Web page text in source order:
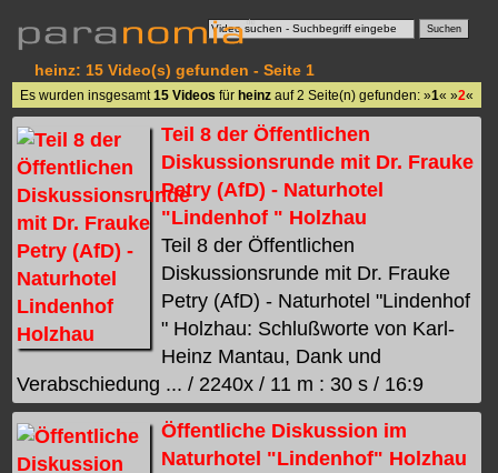
heinz: 15 Video(s) gefunden - Seite 1
Es wurden insgesamt 15 Videos für heinzauf 2 Seite(n) gefunden: »1« »2«
Teil 8 der Öffentlichen
Diskussionsrunde mit Dr. Frauke
Petry (AfD) - Naturhotel
"Lindenhof " Holzhau
Teil 8 der Öffentlichen
Diskussionsrunde mit Dr. Frauke
Petry (AfD) - Naturhotel "Lindenhof
" Holzhau: Schlußworte von Karl-
Heinz Mantau, Dank und
Verabschiedung ... / 2240x / 11 m : 30 s / 16:9
Öffentliche Diskussion im
Naturhotel "Lindenhof" Holzhau